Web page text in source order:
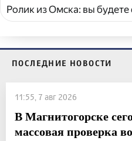
Ролик из Омска: вы будете
ПОСЛЕДНИЕ НОВОСТИ
11:55, 7 авг 2026
В Магнитогорске
массовая проверка